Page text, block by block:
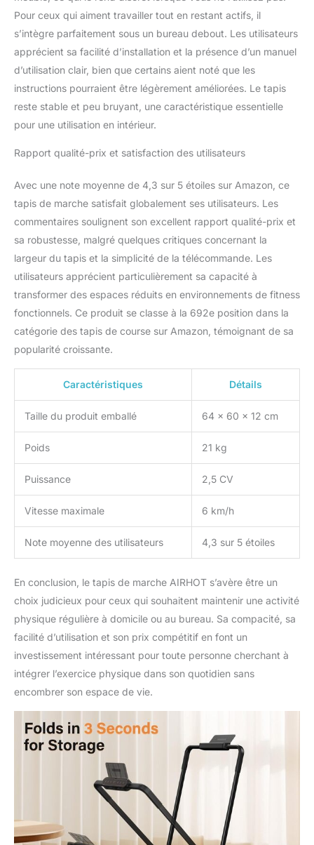
Pour ceux qui aiment travailler tout en restant actifs, il
s’intègre parfaitement sous un bureau debout. Les utilisateurs
apprécient sa facilité d’installation et la présence d’un manuel
d’utilisation clair, bien que certains aient noté que les
instructions pourraient être légèrement améliorées. Le tapis
reste stable et peu bruyant, une caractéristique essentielle
pour une utilisation en intérieur.
Rapport qualité-prix et satisfaction des utilisateurs
Avec une note moyenne de 4,3 sur 5 étoiles sur Amazon, ce
tapis de marche satisfait globalement ses utilisateurs. Les
commentaires soulignent son excellent rapport qualité-prix et
sa robustesse, malgré quelques critiques concernant la
largeur du tapis et la simplicité de la télécommande. Les
utilisateurs apprécient particulièrement sa capacité à
transformer des espaces réduits en environnements de fitness
fonctionnels. Ce produit se classe à la 692e position dans la
catégorie des tapis de course sur Amazon, témoignant de sa
popularité croissante.
Caractéristiques Détails
Taille du produit emballé 64 x 60 x 12 cm
Poids 21 kg
Puissance 2,5 CV
Vitesse maximale 6 km/h
Note moyenne des utilisateurs 4,3 sur 5 étoiles
En conclusion, le tapis de marche AIRHOT s’avère être un
choix judicieux pour ceux qui souhaitent maintenir une activité
physique régulière à domicile ou au bureau. Sa compacité, sa
facilité d’utilisation et son prix compétitif en font un
investissement intéressant pour toute personne cherchant à
intégrer l’exercice physique dans son quotidien sans
encombrer son espace de vie.